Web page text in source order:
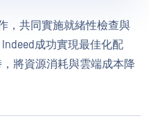
，共同實施就緒性檢查與
成功實現最佳化配
將資源消耗與雲端成本降